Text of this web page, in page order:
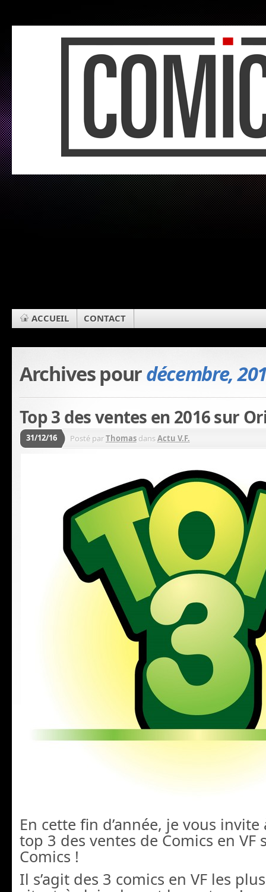
ACCUEIL CONTACT
Archives pourdécembre,
Top 3 des ventes en 2016 sur
31/12/16 Posté parThomas dansActu V.F.
En cette fin d’année, je vous
top 3 des ventes de Comics en
Comics !
Il s’agit des 3 comics en VF les